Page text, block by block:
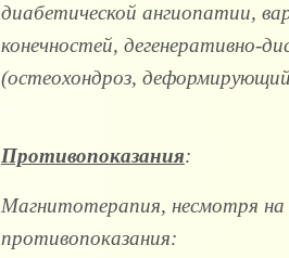
диабетической ангиопатии,
конечностей, дегенеративно-
(остеохондроз,
Противопоказания:
Магнитотерапия, несмотря
противопоказания: